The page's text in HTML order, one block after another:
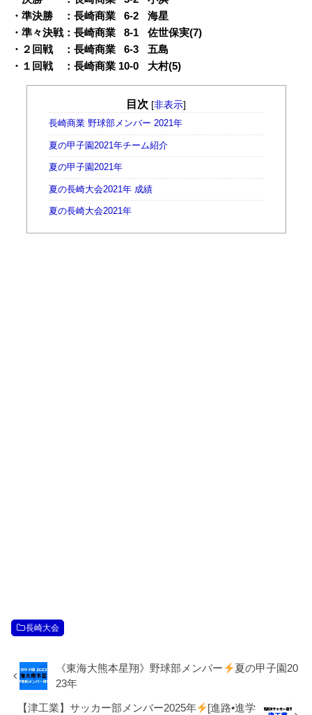
・準決勝
：長崎商業 06-2 o海星
・準々決戦：長崎商業
08-1 o佐世保実(7)
・２回戦・ ：長崎商業 06-3
五島
・１回戦・ ：長崎商業 10-0 大村(5)
目次 [非表示]
長崎商業 野球部メンバー 2021年
夏の甲子園2021年チーム紹介
夏の甲子園2021年
夏の長崎大会2021年 成績
夏の長崎大会2021年
長崎大会
《東海大熊本星翔》野球部メンバー
夏の甲子園20
23年
【津工業】サッカー部メンバー2025年
[進路•進学